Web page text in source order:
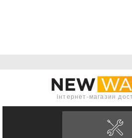
інтернет-магазин